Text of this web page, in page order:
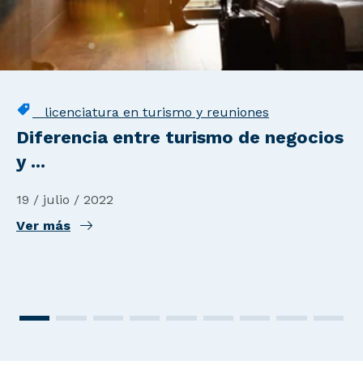
licenciatura en turismo y reuniones
Diferencia entre turismo de negocios
y ...
19 / julio / 2022
Ver más